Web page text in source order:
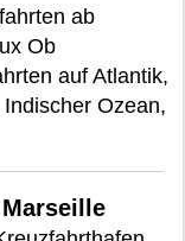
ab
Ob
auf Atlantik,
Ozean,